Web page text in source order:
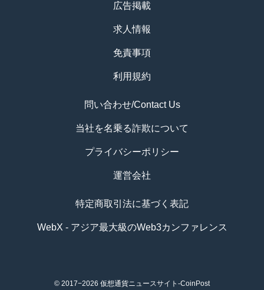
広告掲載
求人情報
免責事項
利用規約
問い合わせ/Contact Us
当社を名乗る詐欺について
プライバシーポリシー
運営会社
特定商取引法に基づく表記
WebX - アジア最大級のWeb3カンファレンス
© 2017−2026 仮想通貨ニュースサイト-CoinPost